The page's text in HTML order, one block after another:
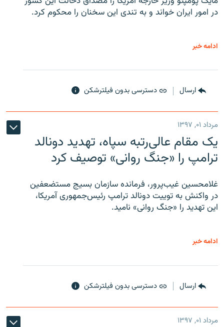
در امور ایران خواند و به تندی این سخنان را محکوم کرد.
ادامه خبر
ارسال دسترسی بدون فیلترشکن
مرداد ۰۱, ۱۳۹۷
یک مقام عالی‌رتبه سپاه، تهدید دونالد
ترامپ را «جنگ روانی» توصیف کرد
غلامحسین غیب‌پرور، فرمانده سازمان بسیج مستضعفین
در واکنش به توییت دونالد ترامپ رئیس‌جمهوری آمریکا،
این تهدید را «جنگ روانی» نامید.
ادامه خبر
ارسال دسترسی بدون فیلترشکن
مرداد ۰۱, ۱۳۹۷